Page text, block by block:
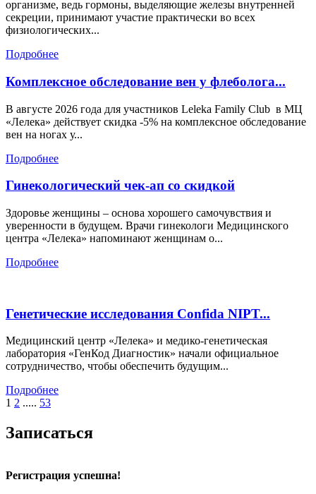
организме, ведь гормоны, выделяющие железы внутренней
секреции, принимают участие практически во всех
физиологических...
Подробнее
Комплексное обследование вен у флеболога...
В августе 2026 года для участников Leleka Family Club в МЦ
«Лелека» действует скидка -5% на комплексное обследование
вен на ногах у...
Подробнее
Гинекологический чек-ап со скидкой
Здоровье женщины – основа хорошего самочувствия и
уверенности в будущем. Врачи гинекологи Медицинского
центра «Лелека» напоминают женщинам о...
Подробнее
Генетические исследования Confida NIPT...
Медицинский центр «Лелека» и медико-генетическая
лаборатория «ГенКод Диагностик» начали официальное
сотрудничество, чтобы обеспечить будущим...
Подробнее
1 2 ..... 53
Записаться
Регистрация успешна!